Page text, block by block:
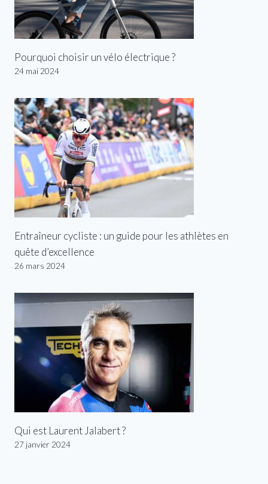
Pourquoi choisir un vélo électrique ?
24 mai 2024
Entraîneur cycliste : un guide pour les athlètes en
quête d’excellence
26 mars 2024
Qui est Laurent Jalabert ?
27 janvier 2024